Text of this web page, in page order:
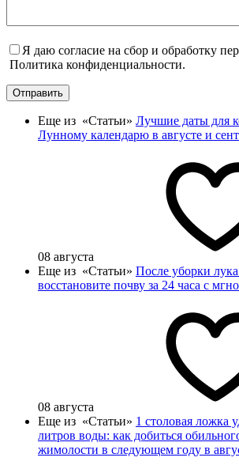
Я даю согласие на сбор и обработку
Политика конфиденциальности.
Отправить
Еще из «Статьи» Лучшие даты для
Лунному календарю в августе и
08 августа
Еще из «Статьи» После уборки
восстановите почву за 24 часа с
08 августа
Еще из «Статьи» 1 столовая ложка
литров воды: как добиться
жимолости в следующем году в